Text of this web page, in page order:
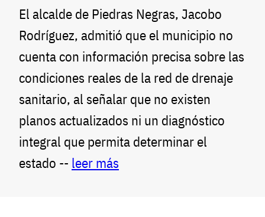
El alcalde de Piedras Negras, Jacobo
Rodríguez, admitió que el municipio no
cuenta con información precisa sobre las
condiciones reales de la red de drenaje
sanitario, al señalar que no existen
planos actualizados ni un diagnóstico
integral que permita determinar el
estado -- leer más